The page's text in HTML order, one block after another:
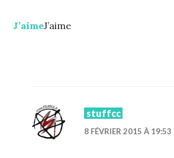
J’aimeJ’aime
stuffcc
8 FÉVRIER 2015 À 19:53